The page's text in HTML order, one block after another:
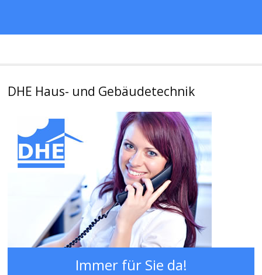
DHE Haus- und Gebäudetechnik
Immer für Sie da!